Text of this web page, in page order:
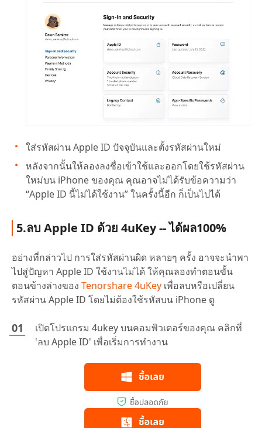
ใส่รหัสผ่าน Apple ID ปัจจุบันและตั้งรหัสผ่านใหม่
หลังจากนั้นให้ลองลงชื่อเข้าใช้และออกโดยใช้รหัสผ่าน
ใหม่บน iPhone ของคุณ คุณอาจไม่ได้รับข้อความว่า
“Apple ID นี้ไม่ได้ใช้งาน” ในครั้งนี้อีก ก็เป็นไปได้
5.ลบ Apple ID ด้วย 4uKey -- ได้ผล100%
อย่างที่กล่าวไป การใส่รหัสผ่านผิด หลายๆ ครั้ง อาจจะนำพา
ไปสู่ปัญหา Apple ID ใช้งานไม่ได้ ให้คุณลองทำตอนขั้น
ตอนข้างล่างของ Tenorshare 4uKey เพื่อลบหรือเปลี่ยน
รหัสผ่าน Apple ID โดยไม่ต้องใช้รหัสบน iPhone ดู
เปิดโปรแกรม 4ukey บนคอมพิวเตอร์ของคุณ คลิกที่
'ลบ Apple ID' เพื่อเริ่มการทำงาน